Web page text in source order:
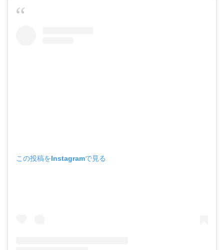
この投稿をInstagramで見る